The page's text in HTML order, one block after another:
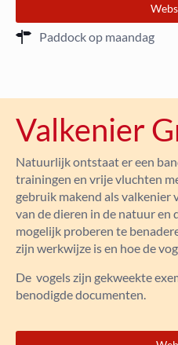
Paddock op maandag
Valkenier
Natuurlijk ontstaat er een
trainingen en vrije vluchten
gebruik makend als
van de dieren in de natuur en
mogelijk proberen te
zijn werkwijze is en hoe de
De vogels zijn gekweekte
benodigde documenten.